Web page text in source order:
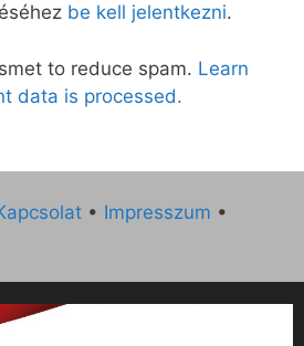
be kell jelentkezni.
to reduce spam. Learn
data is processed.
• Impresszum •